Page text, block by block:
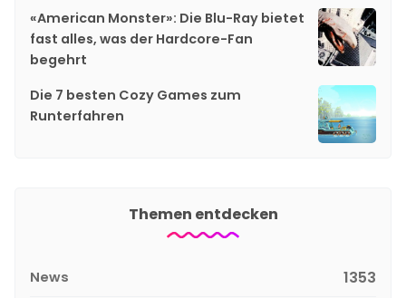
«American Monster»: Die Blu-Ray bietet
fast alles, was der Hardcore-Fan
begehrt
Die 7 besten Cozy Games zum
Runterfahren
Themen entdecken
News 1353